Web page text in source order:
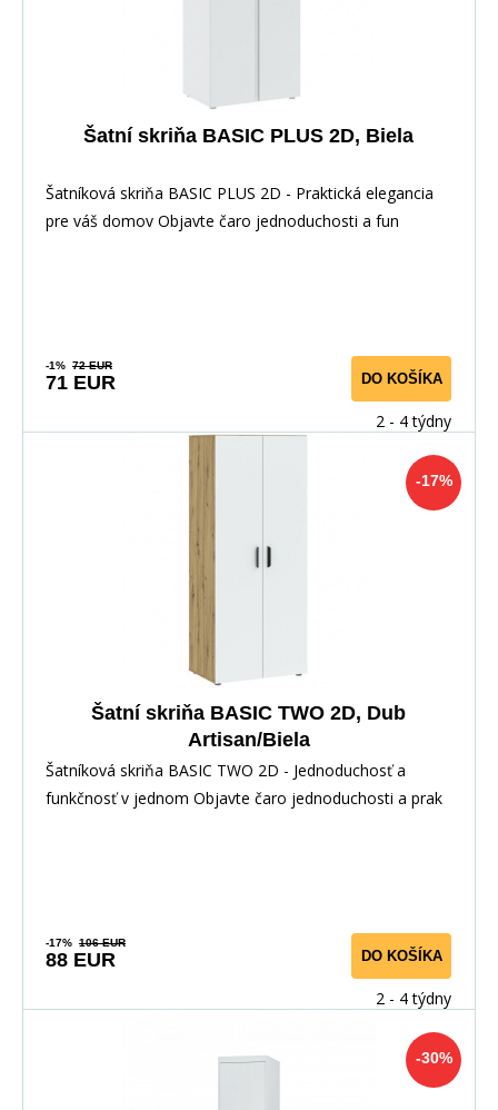
Šatní skriňa BASIC PLUS 2D, Biela
Šatníková skriňa BASIC PLUS 2D - Praktická elegancia
pre váš domov Objavte čaro jednoduchosti a fun
-1% 72 EUR
71 EUR DO KOŠÍKA
2 - 4 týdny
-17%
Šatní skriňa BASIC TWO 2D, Dub
Artisan/Biela
Šatníková skriňa BASIC TWO 2D - Jednoduchosť a
funkčnosť v jednom Objavte čaro jednoduchosti a prak
-17% 106 EUR
88 EUR DO KOŠÍKA
2 - 4 týdny
-30%